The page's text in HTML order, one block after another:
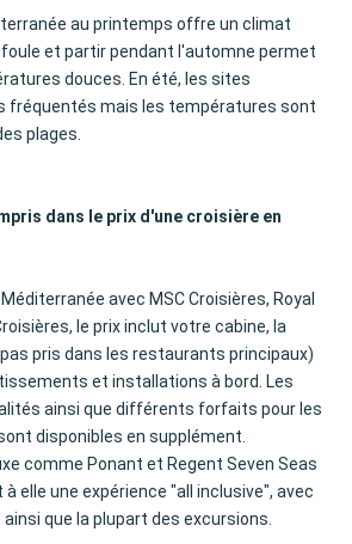
au printemps offre un climat
et partir pendant l'automne permet
douces. En été, les sites
fréquentés mais les températures sont
plages.
dans le prix d'une croisière en
avec MSC Croisières, Royal
le prix inclut votre cabine, la
pris dans les restaurants principaux)
et installations à bord. Les
ainsi que différents forfaits pour les
disponibles en supplément.
comme Ponant et Regent Seven Seas
elle une expérience "all inclusive", avec
que la plupart des excursions.